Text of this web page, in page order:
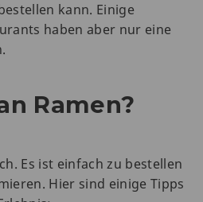
kann. Einige
haben aber nur eine
Ramen?
Es ist einfach zu bestellen
Hier sind einige Tipps